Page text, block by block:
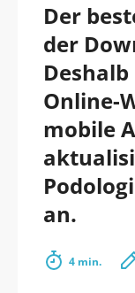
Der
der
Online-
mobile
an.
4 min.